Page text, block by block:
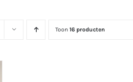
Toon16 producten